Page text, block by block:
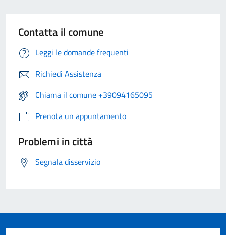
Contatta il comune
Leggi le domande frequenti
Richiedi Assistenza
Chiama il comune +39094165095
Prenota un appuntamento
Problemi in città
Segnala disservizio